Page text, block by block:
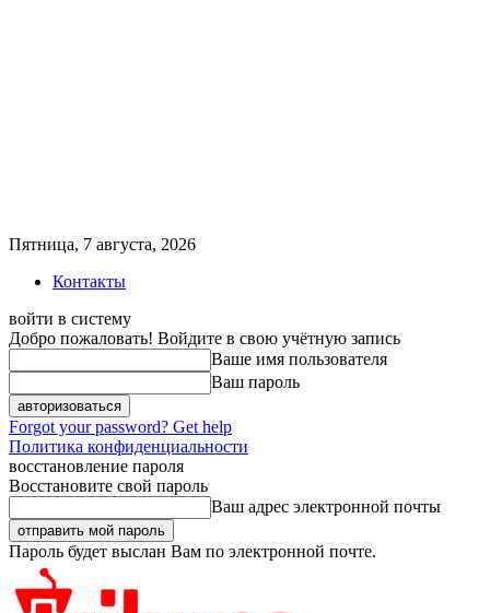
Пятница, 7 августа, 2026
Контакты
войти в систему
Добро пожаловать! Войдите в свою учётную запись
Ваше имя пользователя
Ваш пароль
Forgot your password? Get help
Политика конфиденциальности
восстановление пароля
Восстановите свой пароль
Ваш адрес электронной почты
Пароль будет выслан Вам по электронной почте.